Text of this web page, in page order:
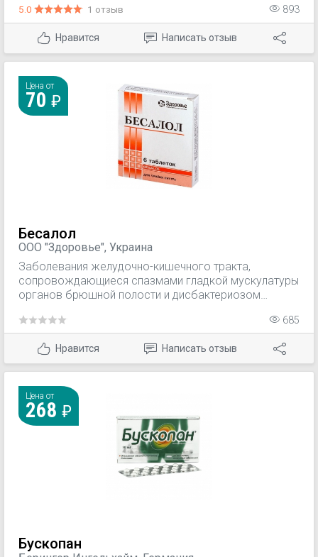
мочеточников, тенезмы мочевого пузыря (ложные
болезненные позывы к мочеиспусканию),
печеночная колика, спазмы желудка и кишечника,
спастическая дисменорея (общее название
болевым синдромом).
5.0 1 отзыв 893
Нравится Написать отзыв
Цена от
70
Бесалол
ООО "Здоровье", Украина
Заболевания желудочно-кишечного тракта,
сопровождающиеся спазмами гладкой мускулатуры
органов брюшной полости и дисбактериозом
685
Нравится Написать отзыв
Цена от
268
Бускопан